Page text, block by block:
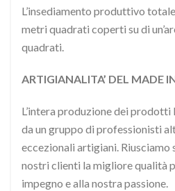
L’insediamento produttivo
metri quadrati coperti su di
quadrati.
ARTIGIANALITA’ DEL MADE
L’intera produzione dei
da un gruppo di professionisti
eccezionali artigiani. Riusciamo
nostri clienti la migliore qualità
impegno e alla nostra passione.